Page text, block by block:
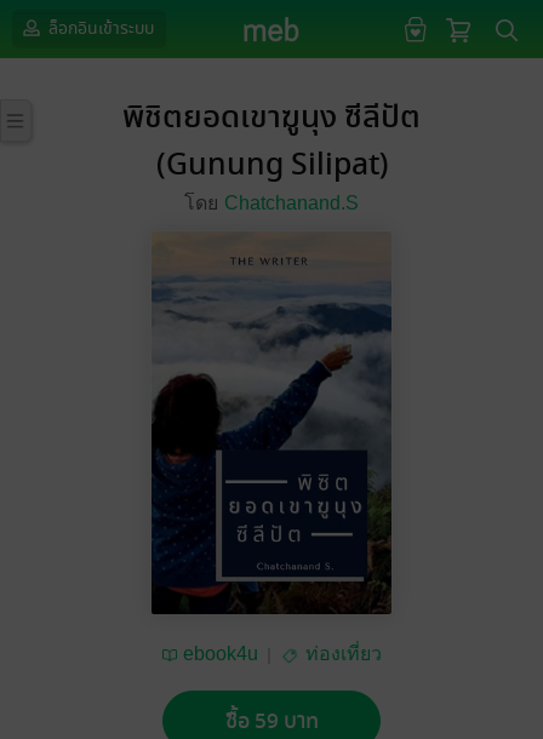
ล็อกอินเข้าระบบ
พิชิตยอดเขาฆูนุง ซีลีปัต
(Gunung Silipat)
โดย Chatchanand.S
ebook4u ท่องเที่ยว
ซื้อ 59 บาท